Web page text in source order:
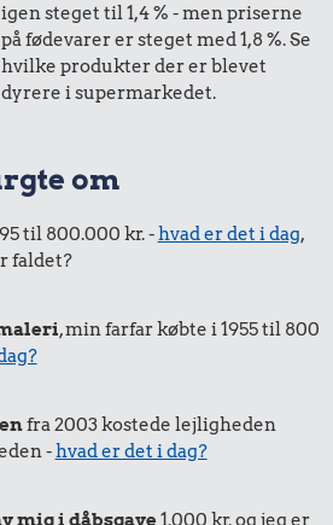
94 kr.
19 kr.
10 karklude 13 kr.
1,-
i 2025
= 1,-
i dag
i 2025
igen steget til 1,4 % - men priserne
på fødevarer er steget med 1,8 %. Se
hvilke produkter der er blevet
dyrere i supermarkedet.
om
til 800.000 kr. -hvad er det i dag,
faldet?
, min farfar købte i 1955 til 800
fra 2003 kostede lejligheden
-hvad er det i dag?
mig i dåbsgave1.000 kr. og jeg er